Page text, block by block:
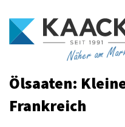
Näher am
Ölsaaten:
Frankreich